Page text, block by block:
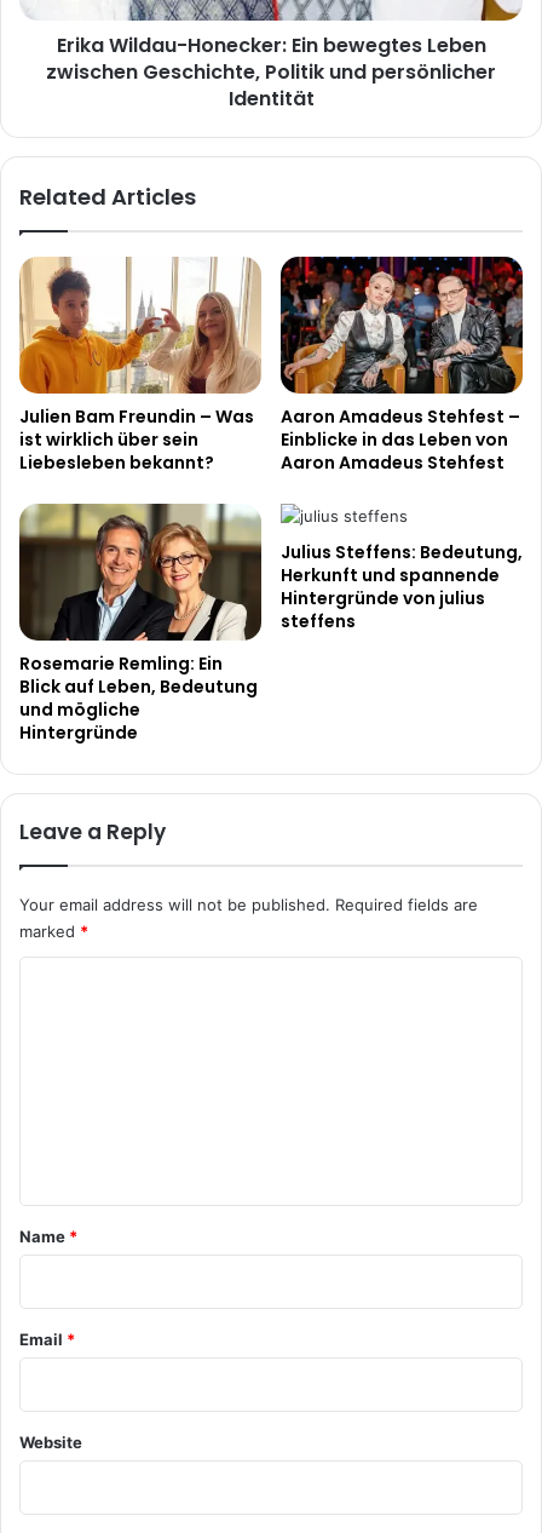
Politik
persönlicher
Erika Wildau-Honecker: Ein bewegtes Leben
zwischen Geschichte, Politik und persönlicher
Identität
Related Articles
Julien Bam Freundin – Was
ist wirklich über sein
Liebesleben bekannt?
Aaron Amadeus Stehfest –
Einblicke in das Leben von
Aaron Amadeus Stehfest
Rosemarie Remling: Ein
Blick auf Leben, Bedeutung
und mögliche
Hintergründe
Julius Steffens: Bedeutung,
Herkunft und spannende
Hintergründe von julius
steffens
Leave a Reply
Your email address will not be published. Required fields are
marked *
*
Name *
Email *
Website